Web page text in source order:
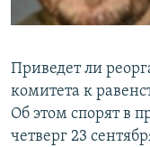
Все сайты РСЕ/
Приведет ли
комитета к
Об этом спорят в
четверг 23